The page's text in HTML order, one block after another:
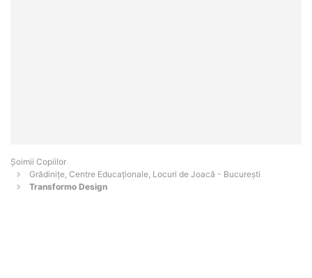
Șoimii Copiilor
Grădinițe, Centre Educaționale, Locuri de Joacă - Bucureşti
Transformo Design